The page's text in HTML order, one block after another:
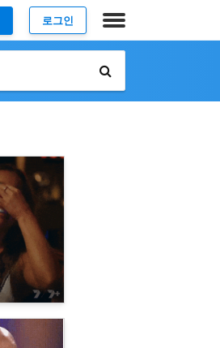
로그인